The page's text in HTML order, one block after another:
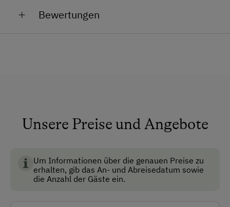
Alle öffentlichen Bereiche sind
Keine Haustiere erlaubt
Rezeption
Bewertungen
Unsere Preise und Angebote
Um Informationen über die genauen Preise zu
erhalten, gib das An- und Abreisedatum sowie
die Anzahl der Gäste ein.